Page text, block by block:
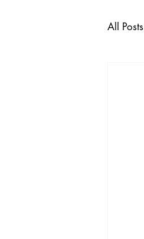
All Posts